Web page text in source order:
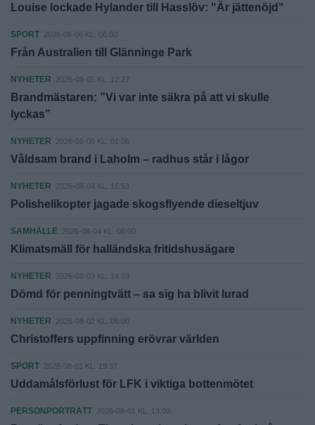
Louise lockade Hylander till Hasslöv: "Är jättenöjd"
SPORT 2026-08-06 KL. 06:00
Från Australien till Glänninge Park
NYHETER 2026-08-05 KL. 12:27
Brandmästaren: ”Vi var inte säkra på att vi skulle
lyckas”
NYHETER 2026-08-05 KL. 01:06
Våldsam brand i Laholm – radhus står i lågor
NYHETER 2026-08-04 KL. 16:53
Polishelikopter jagade skogsflyende dieseltjuv
SAMHÄLLE 2026-08-04 KL. 06:00
Klimatsmäll för halländska fritidshusägare
NYHETER 2026-08-03 KL. 14:03
Dömd för penningtvätt – sa sig ha blivit lurad
NYHETER 2026-08-02 KL. 06:00
Christoffers uppfinning erövrar världen
SPORT 2026-08-01 KL. 19:37
Uddamålsförlust för LFK i viktiga bottenmötet
PERSONPORTRÄTT 2026-08-01 KL. 13:00